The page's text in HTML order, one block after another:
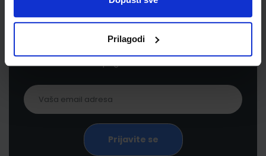
Prilagodi
Newsletter prijava
Prijavite se kako bi primali informacije o novim
pogodnostima